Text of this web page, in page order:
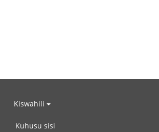
Kiswahili
Kuhusu sisi